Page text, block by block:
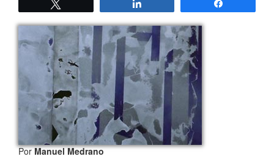
PorManuel Medrano